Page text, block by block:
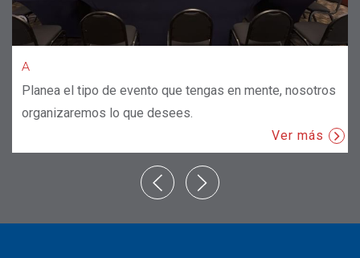
A
Planea el tipo de evento que tengas en mente, nosotros
organizaremos lo que desees.
Ver más